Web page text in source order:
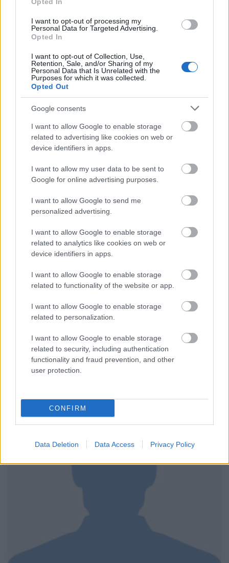
I want to opt-out of processing my
Personal Data for Targeted Advertising.
Opted In
I want to opt-out of Collection, Use,
Retention, Sale, and/or Sharing of my
Personal Data that Is Unrelated with the
Purposes for which it was collected.
Opted Out
Google consents
I want to allow Google to enable storage
related to advertising like cookies on web or
device identifiers in apps.
I want to allow my user data to be sent to
Google for online advertising purposes.
I want to allow Google to send me
personalized advertising.
I want to allow Google to enable storage
related to analytics like cookies on web or
device identifiers in apps.
I want to allow Google to enable storage
related to functionality of the website or app.
I want to allow Google to enable storage
related to personalization.
I want to allow Google to enable storage
related to security, including authentication
functionality and fraud prevention, and other
user protection.
CONFIRM
Data Deletion Data Access Privacy Policy
Láthattukegy elképesztő animgifen hogyan változott
Buda vára az elmúlt néhány száz évben, de vajon
I. kerületben: épül a korlát az Alagút
Zubreczki Dávid 2013. november 15.